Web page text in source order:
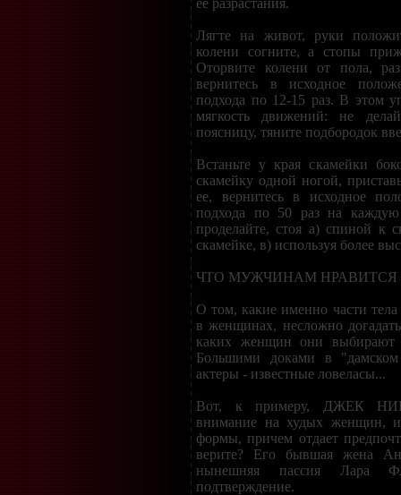
Лягте на живот, руки
колени согните, а стопы
Оторвите колени от пола,
вернитесь в исходное
подхода по 12-15 раз. В этом
мягкость движений: не
поясницу, тяните подбородок
Встаньте у края скамейки
скамейку одной ногой,
ее, вернитесь в исходное
подхода по 50 раз на
проделайте, стоя а) спиной к
скамейке, в) используя более
ЧТО МУЖЧИНАМ
О том, какие именно части
в женщинах, несложно
каких женщин они выбирают
Большими доками в "дамском
актеры - известные ловеласы...
Вот, к примеру, ДЖЕК
внимание на худых женщин,
формы, причем отдает
верите? Его бывшая жена
нынешняя пассия Лара
подтверждение.